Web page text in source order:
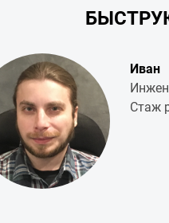
Иван
Стаж